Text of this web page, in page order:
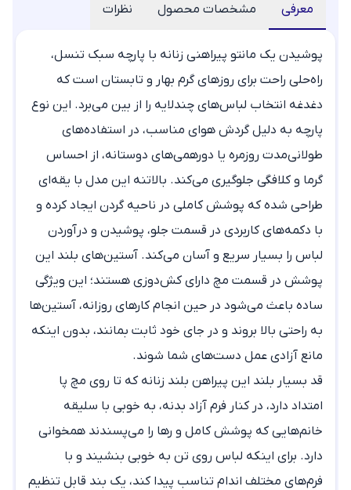
معرفی مشخصات محصول نظرات
پوشیدن یک مانتو پیراهنی زنانه با پارچه سبک تنسل،
راه‌حلی راحت برای روزهای گرم بهار و تابستان است که
دغدغه انتخاب لباس‌های چندلایه را از بین می‌برد. این نوع
پارچه به دلیل گردش هوای مناسب، در استفاده‌های
طولانی‌مدت روزمره یا دورهمی‌های دوستانه، از احساس
گرما و کلافگی جلوگیری می‌کند. بالاتنه این مدل با یقه‌ای
طراحی شده که پوشش کاملی در ناحیه گردن ایجاد کرده و
با دکمه‌های کاربردی در قسمت جلو، پوشیدن و درآوردن
لباس را بسیار سریع و آسان می‌کند. آستین‌های بلند این
پوشش در قسمت مچ دارای کش‌دوزی هستند؛ این ویژگی
ساده باعث می‌شود در حین انجام کارهای روزانه، آستین‌ها
به راحتی بالا بروند و در جای خود ثابت بمانند، بدون اینکه
مانع آزادی عمل دست‌های شما شوند.
قد بسیار بلند این پیراهن بلند زنانه که تا روی مچ پا
امتداد دارد، در کنار فرم آزاد بدنه، به خوبی با سلیقه
خانم‌هایی که پوشش کامل و رها را می‌پسندند همخوانی
دارد. برای اینکه لباس روی تن به خوبی بنشیند و با
فرم‌های مختلف اندام تناسب پیدا کند، یک بند قابل تنظیم